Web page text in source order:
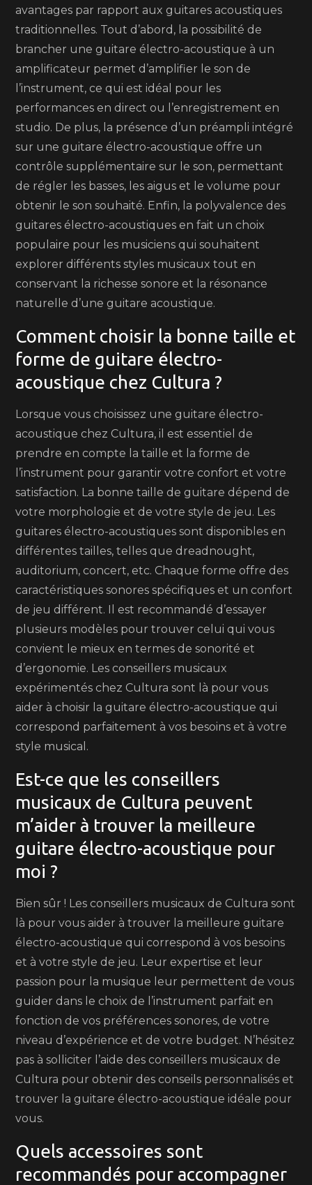
avantages par rapport aux guitares acoustiques
traditionnelles. Tout d’abord, la possibilité de
brancher une guitare électro-acoustique à un
amplificateur permet d’amplifier le son de
l’instrument, ce qui est idéal pour les
performances en direct ou l’enregistrement en
studio. De plus, la présence d’un préampli intégré
sur une guitare électro-acoustique offre un
contrôle supplémentaire sur le son, permettant
de régler les basses, les aigus et le volume pour
obtenir le son souhaité. Enfin, la polyvalence des
guitares électro-acoustiques en fait un choix
populaire pour les musiciens qui souhaitent
explorer différents styles musicaux tout en
conservant la richesse sonore et la résonance
naturelle d’une guitare acoustique.
Comment choisir la bonne taille et
forme de guitare électro-
acoustique chez Cultura ?
Lorsque vous choisissez une guitare électro-
acoustique chez Cultura, il est essentiel de
prendre en compte la taille et la forme de
l’instrument pour garantir votre confort et votre
satisfaction. La bonne taille de guitare dépend de
votre morphologie et de votre style de jeu. Les
guitares électro-acoustiques sont disponibles en
différentes tailles, telles que dreadnought,
auditorium, concert, etc. Chaque forme offre des
caractéristiques sonores spécifiques et un confort
de jeu différent. Il est recommandé d’essayer
plusieurs modèles pour trouver celui qui vous
convient le mieux en termes de sonorité et
d’ergonomie. Les conseillers musicaux
expérimentés chez Cultura sont là pour vous
aider à choisir la guitare électro-acoustique qui
correspond parfaitement à vos besoins et à votre
style musical.
Est-ce que les conseillers
musicaux de Cultura peuvent
m’aider à trouver la meilleure
guitare électro-acoustique pour
moi ?
Bien sûr ! Les conseillers musicaux de Cultura sont
là pour vous aider à trouver la meilleure guitare
électro-acoustique qui correspond à vos besoins
et à votre style de jeu. Leur expertise et leur
passion pour la musique leur permettent de vous
guider dans le choix de l’instrument parfait en
fonction de vos préférences sonores, de votre
niveau d’expérience et de votre budget. N’hésitez
pas à solliciter l’aide des conseillers musicaux de
Cultura pour obtenir des conseils personnalisés et
trouver la guitare électro-acoustique idéale pour
vous.
Quels accessoires sont
recommandés pour accompagner